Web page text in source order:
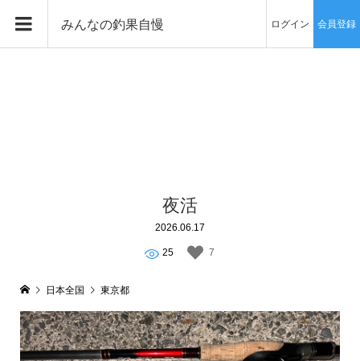
みんなの釣果自慢 ログイン 会員登録
夜活
2026.06.17
25 7
日本全国 東京都